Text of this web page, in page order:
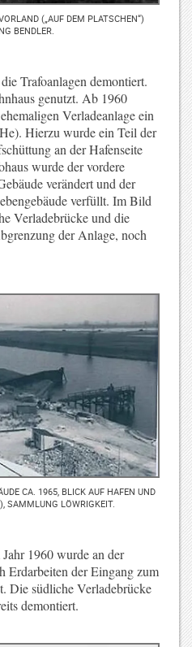
(„AUF DEM PLATSCHEN“)
BENDLER.
Trafoanlagen demontiert.
genutzt. Ab 1960
Verladeanlage ein
Hierzu wurde ein Teil der
an der Hafenseite
wurde der vordere
verändert und der
verfüllt. Im Bild
Verladebrücke und die
der Anlage, noch
CA. 1965, BLICK AUF HAFEN UND
SAMMLUNG LÖWRIGKEIT.
1960 wurde an der
Erdarbeiten der Eingang zum
Die südliche Verladebrücke
demontiert.